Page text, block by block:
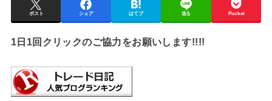
ポスト シェア はてブ 送る Pocket
1日1回クリックのご協力をお願いします!!!!